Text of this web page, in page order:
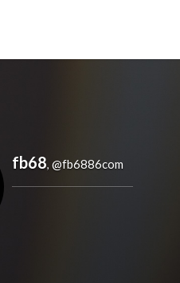
fb68, @fb6886com